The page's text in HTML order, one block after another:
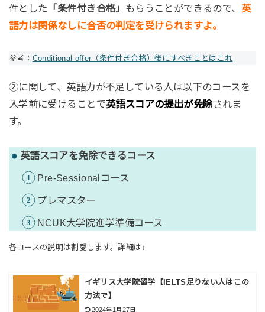
件とした 「条件付き合格」 もらうことができるので、 英
語力は関係なしに合否の判定を受けられますよ。
参考： Conditional offer（条件付き合格）後にすべきことはこれ
②に関して、英語力が不足している人は以下のコースを
入学前に受けることで英語スコアの提出が免除されま
す。
英語スコアを免除できるコース
Pre-Sessionalコース
プレマスター
NCUK大学院進学準備コース
各コースの説明は割愛します。詳細は↓
イギリス大学院留学【IELTS足りない人はこの
方法で】
2024年1月27日